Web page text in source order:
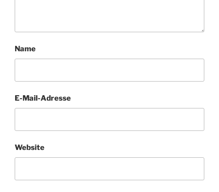
Name
E-Mail-Adresse
Website